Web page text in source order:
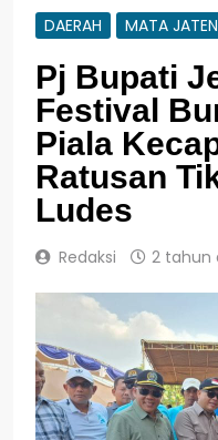
DAERAH MATA
Pj Bupati
Festival
Piala
Ratusan
Ludes
Redaksi 2 tahun